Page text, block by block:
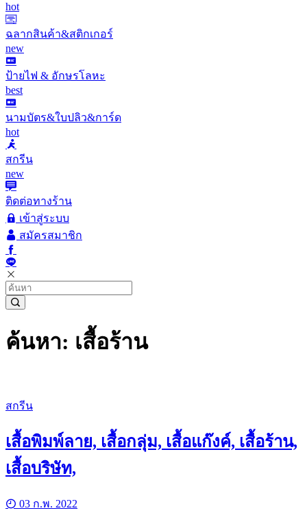
hot
ฉลากสินค้า&สติกเกอร์
new
ป้ายไฟ & อักษรโลหะ
best
นามบัตร&ใบปลิว&การ์ด
hot
สกรีน
new
ติดต่อทางร้าน
เข้าสู่ระบบ
สมัครสมาชิก
ค้นหา: เสื้อร้าน
สกรีน
เสื้อพิมพ์ลาย, เสื้อกลุ่ม, เสื้อแก๊งค์, เสื้อร้าน,
เสื้อบริษัท,
03 ก.พ. 2022